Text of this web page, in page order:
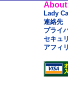
About
Lady
連絡先
プライ
セキュ
アフィ